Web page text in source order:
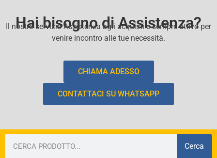
Hai bisogno di Assistenza?
Il nostro servizio Assistenza agli acquisti e sempre attivo per
venire incontro alle tue necessità.
CHIAMA ADESSO
CONTATTACI SU WHATSAPP
Cerca